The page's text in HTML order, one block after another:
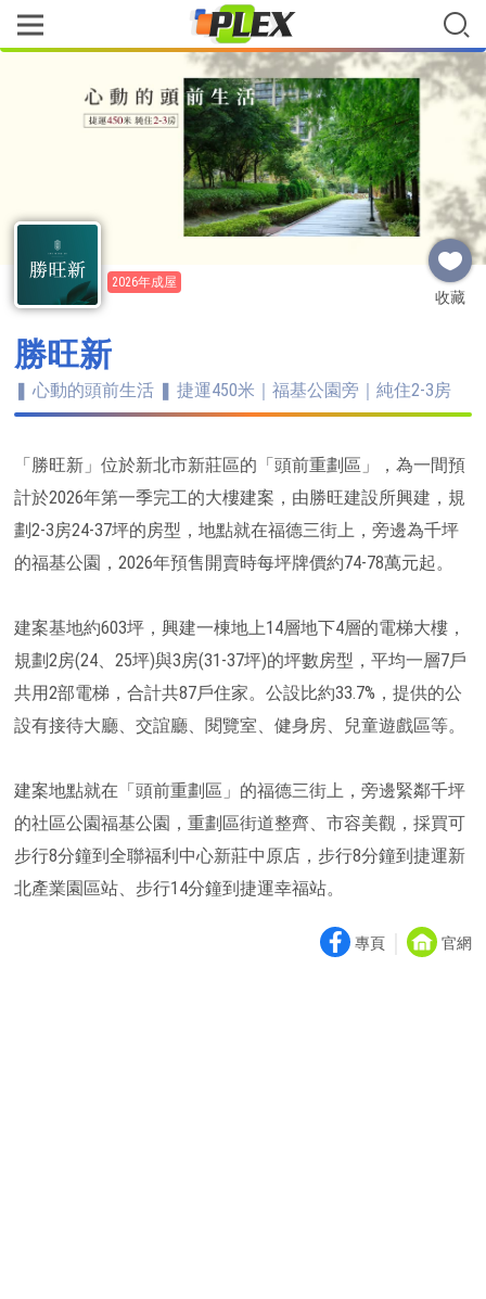
收藏
2026年成屋
勝旺新
❚ 心動的頭前生活 ❚ 捷運450米｜福基公園旁｜純住2-3房
「勝旺新」位於新北市新莊區的「頭前重劃區」，為一間預
計於2026年第一季完工的大樓建案，由勝旺建設所興建，規
劃2-3房24-37坪的房型，地點就在福德三街上，旁邊為千坪
的福基公園，2026年預售開賣時每坪牌價約74-78萬元起。
建案基地約603坪，興建一棟地上14層地下4層的電梯大樓，
規劃2房(24、25坪)與3房(31-37坪)的坪數房型，平均一層7戶
共用2部電梯，合計共87戶住家。公設比約33.7%，提供的公
設有接待大廳、交誼廳、閱覽室、健身房、兒童遊戲區等。
建案地點就在「頭前重劃區」的福德三街上，旁邊緊鄰千坪
的社區公園福基公園，重劃區街道整齊、市容美觀，採買可
步行8分鐘到全聯福利中心新莊中原店，步行8分鐘到捷運新
北產業園區站、步行14分鐘到捷運幸福站。
專頁｜ 官網